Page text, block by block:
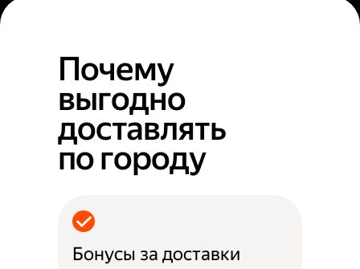
Почему
выгодно
доставлять
по городу
Бонусы за доставки